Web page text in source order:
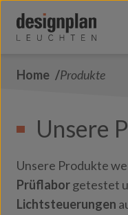
Home Produkte
Unsere
Unsere Produkte
Prüflaborgetestet
Lichtsteuerungen